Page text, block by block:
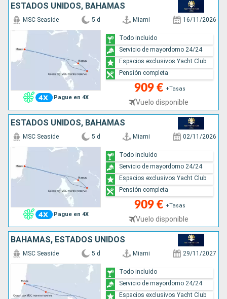
ESTADOS UNIDOS, BAHAMAS
Pague en 4X
MSC Seaside 5 d Miami 16/11/2026
909 € +Tasas
Vuelo disponible
Todo incluido
Servicio de mayordomo 24/24
Espacios exclusivos Yacht Club
Pensión completa
ESTADOS UNIDOS, BAHAMAS
Pague en 4X
MSC Seaside 5 d Miami 02/11/2026
909 € +Tasas
Vuelo disponible
Todo incluido
Servicio de mayordomo 24/24
Espacios exclusivos Yacht Club
Pensión completa
BAHAMAS, ESTADOS UNIDOS
MSC Seaside 5 d Miami 29/11/2027
Todo incluido
Servicio de mayordomo 24/24
Espacios exclusivos Yacht Club